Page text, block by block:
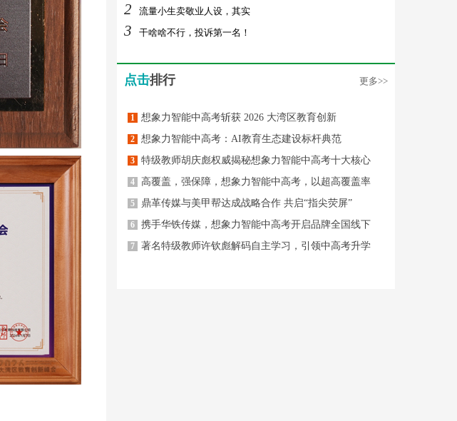
2 流量小生卖敬业人设，其实
3 干啥啥不行，投诉第一名！
点击排行 更多>>
1 想象力智能中高考斩获 2026 大湾区教育创新
2 想象力智能中高考：AI教育生态建设标杆典范
3 特级教师胡庆彪权威揭秘想象力智能中高考十大核心
4 高覆盖，强保障，想象力智能中高考，以超高覆盖率
5 鼎革传媒与美甲帮达成战略合作 共启“指尖荧屏”
6 携手华铁传媒，想象力智能中高考开启品牌全国线下
7 著名特级教师许钦彪解码自主学习，引领中高考升学